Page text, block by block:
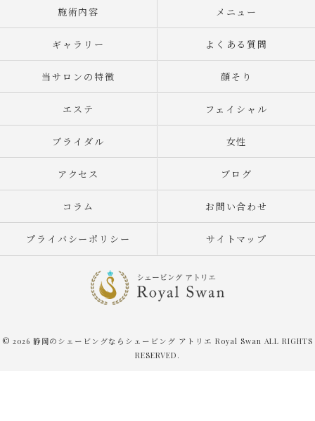
施術内容 メニュー
ギャラリー よくある質問
当サロンの特徴 顔そり
エステ フェイシャル
ブライダル 女性
アクセス ブログ
コラム お問い合わせ
プライバシーポリシー サイトマップ
© 2026 静岡のシェービングならシェービング アトリエ Royal Swan ALL RIGHTS
RESERVED.